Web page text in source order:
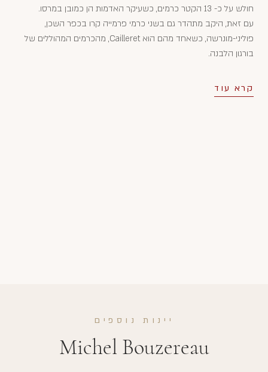
חולש על כ- 13 הקטר כרמים, כשעיקר האדמות הן כמובן במרסו.
עם זאת, היקב מתהדר גם בשני כרמי פרמייה קרו בכפר השכן,
פוליני-מונרשה, כשאחד מהם הוא Cailleret, מהכרמים המהוללים של
בורגון הלבנה.
קרא עוד
יינות נוספים
Michel Bouzereau